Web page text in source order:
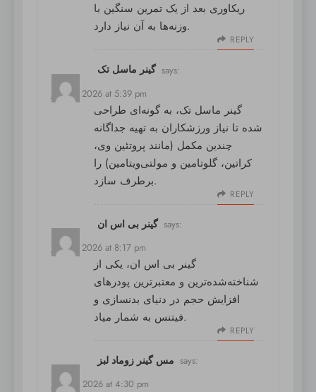
ریکاوری بعد از یک تمرین سنگین با
وزنه‌ها به آن نیاز دارد.
REPLY
گینر ماسل تک says:
July 17, 2026 at 5:39 pm
گینر ماسل تک، به گونه‌ای طراحی
شده تا نیاز ورزشکاران به تهیه جداگانه
چندین مکمل (مانند پروتئین وی،
کراتین، گلوتامین و مولتی‌ویتامین) را
برطرف سازد.
REPLY
گینر بی اس ان says:
July 17, 2026 at 8:17 pm
گینر بی اس ان، یکی از
شناخته‌شده‌ترین و معتبرترین پودرهای
افزایش حجم در دنیای بدنسازی و
فیتنس به شمار میاد.
REPLY
مس گینر زوماد لبز says:
July 18, 2026 at 4:30 pm